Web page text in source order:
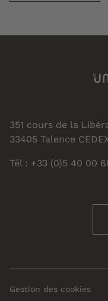
351 cours de la
33405 Talence
Tél : +33 (0)5 40 00
Gestion des cookies